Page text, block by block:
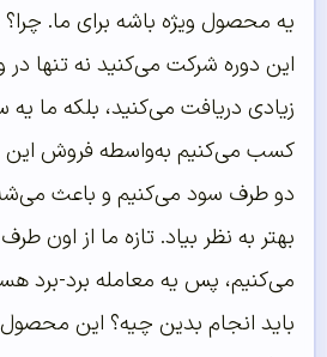
یه محصول ویژه باشه برای ما.
این دوره شرکت می‌کنید نه تنها در
زیادی دریافت می‌کنید، بلکه ما
کسب می‌کنیم به‌واسطه فروش این
دو طرف سود می‌کنیم و باعث می‌شه
بهتر به نظر بیاد. تازه ما از اون
می‌کنیم، پس یه معامله برد-برد
باید انجام بدین چیه؟ این محصول